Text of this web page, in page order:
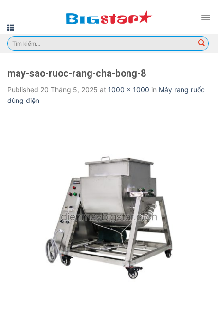
content
Tìm
kiếm:
may-sao-ruoc-rang-cha-bong-8
Published 20 Tháng 5, 2025 at 1000 × 1000 in Máy rang ruốc
dùng điện